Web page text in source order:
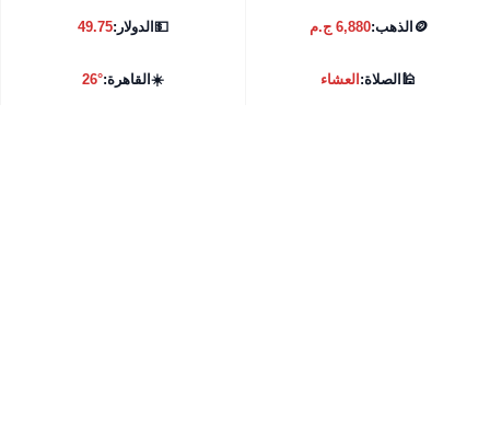
🪙 الذهب:6,880 ج.م 💵الدولار:49.75
🕌الصلاة:العشاء ☀️القاهرة:26°